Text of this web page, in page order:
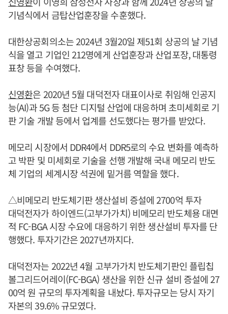
기념식에서 금탑산업훈장을 수훈했다.
대한상공회의소는 2024년 3월20일 제51회 상공의 날 기념
식을 열고 기업인 212명에게 산업훈장과 산업포장, 대통령
표창 등을 수여했다.
신영환은 2020년 5월 대덕전자 대표이사로 취임해 인공지
능(AI)과 5G 등 첨단 디지털 산업에 대응하며 초미세회로 기
판 기술 개발 등에서 업계를 선도했다는 평가를 받았다.
메모리 시장에서 DDR4에서 DDR5로의 수요 변화를 예측하
고 박판 및 미세회로 기술을 선행 개발해 국내 메모리 반도
체 기업의 세계시장 석권에 밑거름 역할을 했다.
△비메모리 반도체기판 생산설비 증설에 2700억 투자
대덕전자가 하이엔드(고부가가치) 비메모리 반도체용 대면
적 FC-BGA 시장 수요에 대응하기 위한 생산설비 투자를 단
행했다. 투자기간은 2027년까지다.
대덕전자는 2022년 4월 고부가가치 반도체기판인 플립칩
볼그리드어레이(FC-BGA) 생산을 위한 신규 설비 증설에 27
00억 원 규모의 투자계획을 내놨다. 투자규모는 당시 자기
자본의 39.6% 규모였다.